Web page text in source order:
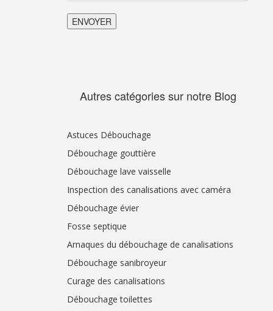
Autres catégories sur notre Blog
Astuces Débouchage
Débouchage gouttière
Débouchage lave vaisselle
Inspection des canalisations avec caméra
Débouchage évier
Fosse septique
Arnaques du débouchage de canalisations
Débouchage sanibroyeur
Curage des canalisations
Débouchage toilettes